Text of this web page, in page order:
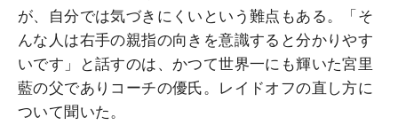
が、自分では気づきにくいという難点もある。「そ
んな人は右手の親指の向きを意識すると分かりやす
いです」と話すのは、かつて世界一にも輝いた宮里
藍の父でありコーチの優氏。レイドオフの直し方に
ついて聞いた。